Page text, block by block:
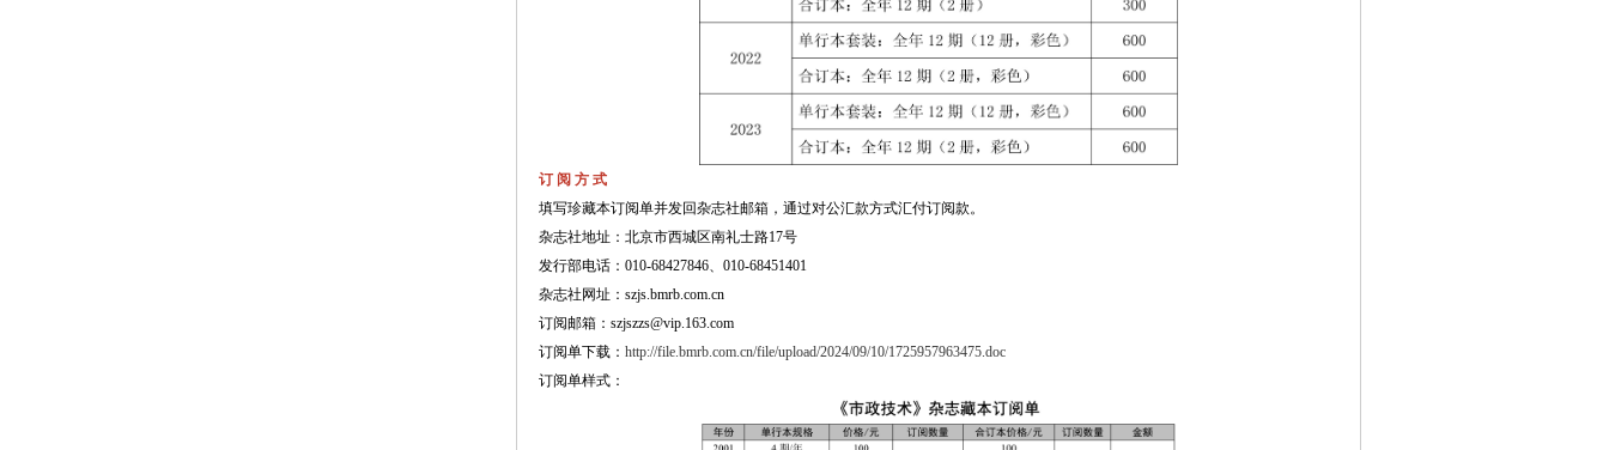
订 阅 方 式
填写珍藏本订阅单并发回杂志社邮箱，通过对公汇款方式汇付订阅款。
杂志社地址：北京市西城区南礼士路17号
发行部电话：010-68427846、010-68451401
杂志社网址：szjs.bmrb.com.cn
订阅邮箱：szjszzs@vip.163.com
订阅单下载： http://file.bmrb.com.cn/file/upload/2024/09/10/1725957963475.doc
订阅单样式：